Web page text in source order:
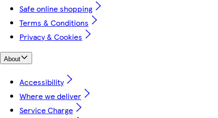
Safe online shopping
Terms & Conditions
Privacy & Cookies
About
Accessibility
Where we deliver
Service Charge